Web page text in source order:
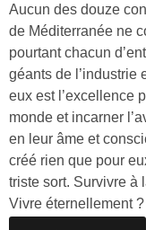
Aucun des douze
de Méditerranée ne
pourtant chacun
géants de l’industrie
eux est l’excellence
monde et incarner
en leur âme et
créé rien que pour
triste sort. Survivre à
Vivre éternellement